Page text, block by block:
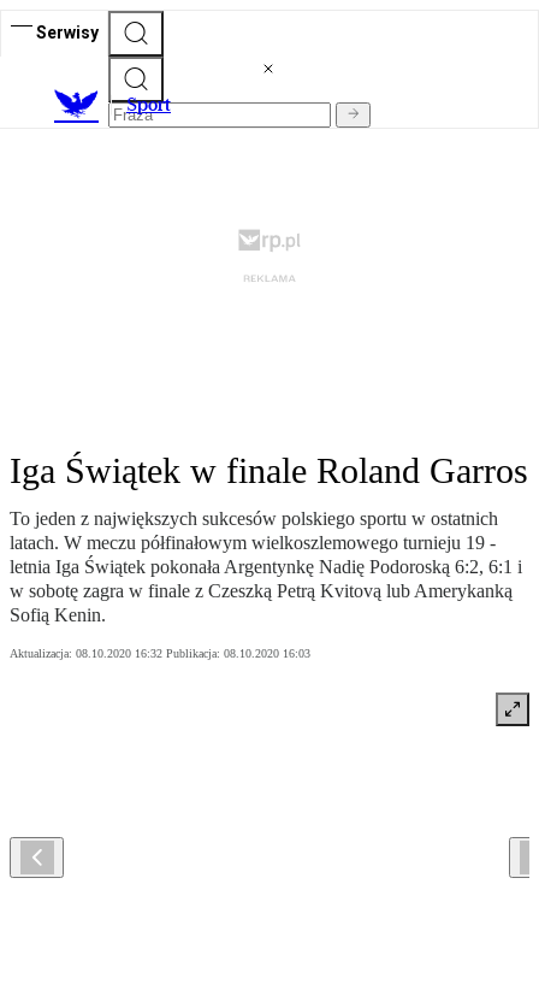
Serwisy
Sport
Iga Świątek w finale Roland Garros
To jeden z największych sukcesów polskiego sportu w ostatnich
latach. W meczu półfinałowym wielkoszlemowego turnieju 19 -
letnia Iga Świątek pokonała Argentynkę Nadię Podoroską 6:2, 6:1 i
w sobotę zagra w finale z Czeszką Petrą Kvitovą lub Amerykanką
Sofią Kenin.
Aktualizacja: 08.10.2020 16:32 Publikacja: 08.10.2020 16:03